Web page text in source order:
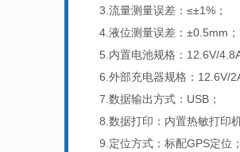
3.流量测量误差：≤±1%；
4.液位测量误差：±0.5mm；
5.内置电池规格：12.6V/
6.外部充电器规格：12.6V/
7.数据输出方式：USB；
8.数据打印：内置热敏打印机
9.定位方式：标配GPS定位；